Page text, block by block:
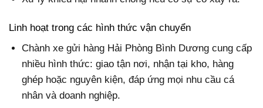
Linh hoạt trong các hình thức vận chuyển
Chành xe gửi hàng Hải Phòng Bình Dương cung cấp
nhiều hình thức: giao tận nơi, nhận tại kho, hàng
ghép hoặc nguyên kiện, đáp ứng mọi nhu cầu cá
nhân và doanh nghiệp.